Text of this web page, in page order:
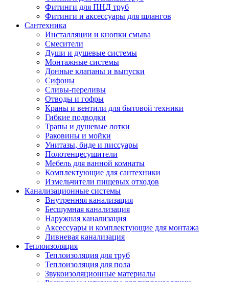
Фитинги для ПНД труб
Фитинги и аксессуары для шлангов
Сантехника
Инсталляции и кнопки смыва
Смесители
Души и душевые системы
Монтажные системы
Донные клапаны и выпуски
Сифоны
Сливы-переливы
Отводы и гофры
Краны и вентили для бытовой техники
Гибкие подводки
Трапы и душевые лотки
Раковины и мойки
Унитазы, биде и писсуары
Полотенцесушители
Мебель для ванной комнаты
Комплектующие для сантехники
Измельчители пищевых отходов
Канализационные системы
Внутренняя канализация
Бесшумная канализация
Наружная канализация
Аксессуары и комплектующие для монтажа
Ливневая канализация
Теплоизоляция
Теплоизоляция для труб
Теплоизоляция для пола
Звукоизоляционные материалы